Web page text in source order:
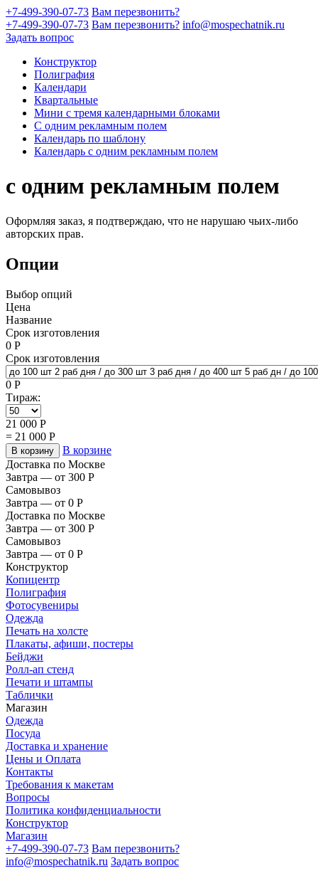
+7-499-390-07-73 Вам перезвонить?
+7-499-390-07-73 Вам перезвонить? info@mospechatnik.ru
Задать вопрос
Конструктор
Полиграфия
Календари
Квартальные
Мини с тремя календарными блоками
С одним рекламным полем
Календарь по шаблону
Календарь с одним рекламным полем
с одним рекламным полем
Оформляя заказ, я подтверждаю, что не нарушаю чьих-либо
авторских прав.
Опции
Выбор опций
Цена
Название
Срок изготовления
0 Р
Срок изготовления
0 Р
Тираж:
21 000 Р
= 21 000 Р
В корзину
В корзине
Доставка по Москве
Завтра — от 300 Р
Самовывоз
Завтра — от 0 Р
Доставка по Москве
Завтра — от 300 Р
Самовывоз
Завтра — от 0 Р
Конструктор
Копицентр
Полиграфия
Фотосувениры
Одежда
Печать на холсте
Плакаты, афиши, постеры
Бейджи
Ролл-ап стенд
Печати и штампы
Таблички
Магазин
Одежда
Посуда
Доставка и хранение
Цены и Оплата
Контакты
Требования к макетам
Вопросы
Политика конфиденциальности
Конструктор
Магазин
+7-499-390-07-73 Вам перезвонить?
info@mospechatnik.ru Задать вопрос